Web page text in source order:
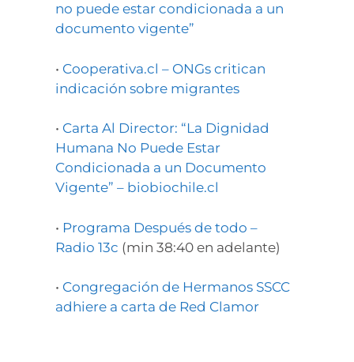
no puede estar condicionada a un
documento vigente”
• Cooperativa.cl – ONGs critican
indicación sobre migrantes
• Carta Al Director: “La Dignidad
Humana No Puede Estar
Condicionada a un Documento
Vigente” – biobiochile.cl
• Programa Después de todo –
Radio 13c (min 38:40 en adelante)
• Congregación de Hermanos SSCC
adhiere a carta de Red Clamor